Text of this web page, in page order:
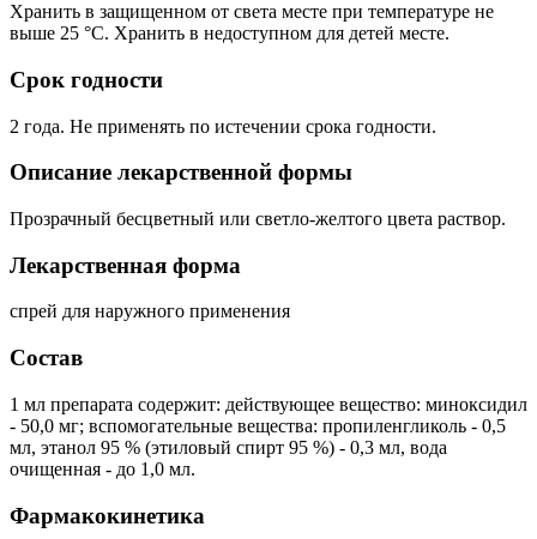
Хранить в защищенном от света месте при температуре не
выше 25 °С. Хранить в недоступном для детей месте.
Срок годности
2 года. Не применять по истечении срока годности.
Описание лекарственной формы
Прозрачный бесцветный или светло-желтого цвета раствор.
Лекарственная форма
спрей для наружного применения
Состав
1 мл препарата содержит: действующее вещество: миноксидил
- 50,0 мг; вспомогательные вещества: пропиленгликоль - 0,5
мл, этанол 95 % (этиловый спирт 95 %) - 0,3 мл, вода
очищенная - до 1,0 мл.
Фармакокинетика